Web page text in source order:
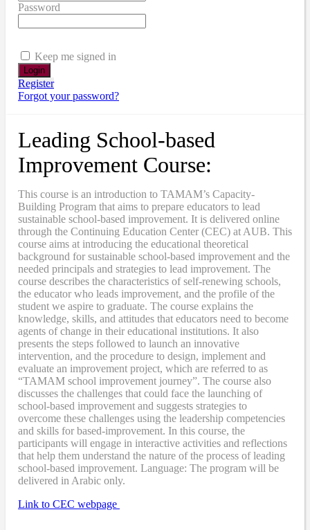
Password
Keep me signed in
Register
Forgot your password?
Leading School-based
Improvement Course:
This course is an introduction to TAMAM’s Capacity-
Building Program that aims to prepare educators to lead
sustainable school-based improvement. It is delivered online
through the Continuing Education Center (CEC) at AUB. This
course aims at introducing the educational theoretical
background for sustainable school-based improvement and the
needed principals and strategies to lead improvement. The
course describes the characteristics of self-renewing schools,
the educator who leads improvement, and the profile of the
student we aspire to graduate. The course explains the
knowledge, skills, and attitudes that educators need to become
agents of change in their educational institutions. It also
presents the steps followed to launch an innovative
intervention, and the procedure to design, implement and
evaluate an improvement project, which are referred to as
“TAMAM school improvement journey”. The course also
discusses the challenges that could face the launching of
school-based improvement and suggests strategies to
overcome these challenges using the leadership competencies
and skills for based-improvement. In this course, the
participants will engage in interactive activities and reflections
that help them understand the nature of the process of leading
school-based improvement. Language: The program will be
delivered in Arabic only.
Link to CEC webpage